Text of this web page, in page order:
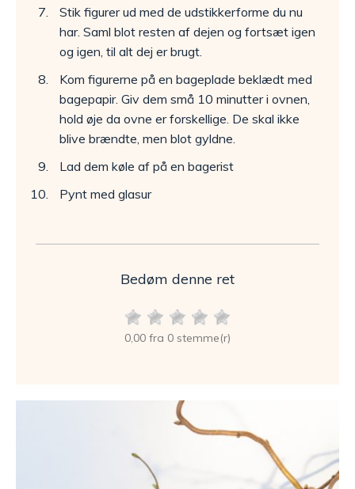
Stik figurer ud med de udstikkerforme du nu
har. Saml blot resten af dejen og fortsæt igen
og igen, til alt dej er brugt.
Kom figurerne på en bageplade beklædt med
bagepapir. Giv dem små 10 minutter i ovnen,
hold øje da ovne er forskellige. De skal ikke
blive brændte, men blot gyldne.
Lad dem køle af på en bagerist
Pynt med glasur
Bedøm denne ret
0,00 fra 0 stemme(r)